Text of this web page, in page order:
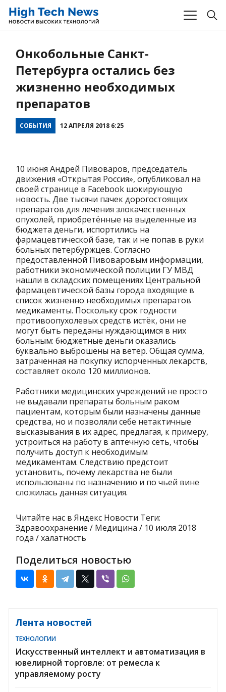
Онкобольные Санкт-
Петербурга остались без
жизненно необходимых
препаратов
СОБЫТИЯ 12 АПРЕЛЯ 2018 6:25
10 июня Андрей Пивоваров, председатель
движения «Открытая Россия», опубликовал на
своей странице в Facebook шокирующую
новость. Две тысячи пачек дорогостоящих
препаратов для лечения злокачественных
опухолей, приобретённые на выделенные из
бюджета деньги, испортились на
фармацевтической базе, так и не попав в руки
больных петербуржцев. Согласно
предоставленной Пивоваровым информации,
работники экономической полиции ГУ МВД
нашли в складских помещениях Центральной
фармацевтической базы города входящие в
список жизненно необходимых препаратов
медикаменты. Поскольку срок годности
противоопухолевых средств истёк, они не
могут быть переданы нуждающимся в них
больным: бюджетные деньги оказались
буквально выброшены на ветер. Общая сумма,
затраченная на покупку испорченных лекарств,
составляет около 120 миллионов.
Работники медицинских учреждений не просто
не выдавали препараты больным раком
пациентам, которым были назначены данные
средства, но и позволяли себе нетактичные
высказывания в их адрес, предлагая, к примеру,
устроиться на работу в аптечную сеть, чтобы
получить доступ к необходимым
медикаментам. Следствию предстоит
установить, почему лекарства не были
использованы по назначению и по чьей вине
сложилась данная ситуация.
Читайте нас в Яндекс Новости Теги:
Здравоохранение / Медицина / 10 июля 2018
года / халатность
Поделиться новостью
Лента новостей
ТЕХНОЛОГИИ
Искусственный интеллект и автоматизация в
ювелирной торговле: от ремесла к
управляемому росту